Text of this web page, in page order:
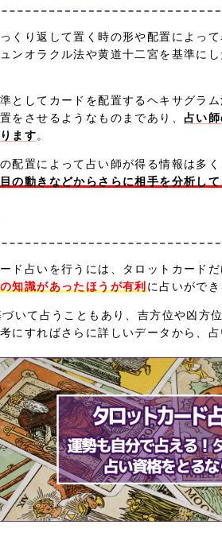
くり返して置く時の形や配置によっ
ンオラクル法や黄道十二宮を基準に
としてカードを配置するヘキサグラ
をさせるようなものまであり、 占い
ます。
配置によって占い師が得る情報は多
の動きなどからさらに相手を分析し
ド占いを行うには、タロットカード
知識があったほうが有利 に占いがで
いて占うこともあり、吉方位や凶方
にすればさらに詳しいデータから、